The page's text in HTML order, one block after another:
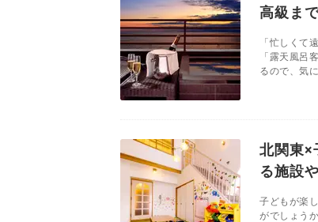
高級ま
「忙しくて
「露天風呂
るので、気
北関東×
る施設
子どもが楽
がでしょう